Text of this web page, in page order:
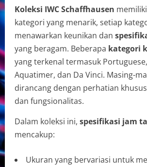
Koleksi IWC Schaffhausen
kategori yang menarik, setiap
menawarkan keunikan dan
yang beragam. Beberapa kategori
yang terkenal termasuk Portuguese,
Aquatimer, dan Da Vinci. Masing-
dirancang dengan perhatian
dan fungsionalitas.
Dalam koleksi ini, spesifikasi jam
mencakup:
Ukuran yang bervariasi untuk